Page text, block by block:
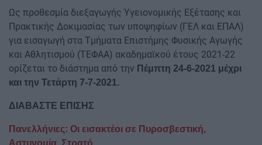
Ως προθεσμία διεξαγωγής Υγειονομικής Εξέτασης και
Πρακτικής Δοκιμασίας των υποψηφίων (ΓΕΛ και ΕΠΑΛ)
για εισαγωγή στα Τμήματα Επιστήμης Φυσικής Αγωγής
και Αθλητισμού (ΤΕΦΑΑ) ακαδημαϊκού έτους 2021-22
ορίζεται το διάστημα από την Πέμπτη 24-6-2021 μέχρι
και την Τετάρτη 7-7-2021.
ΔΙΑΒΑΣΤΕ ΕΠΙΣΗΣ
Πανελλήνιες: Οι εισακτέοι σε Πυροσβεστική,
Αστυνομία, Στρατό